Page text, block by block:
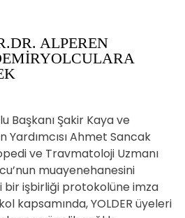
ALPEREN
Başkanı Şakir Kaya ve
Yardımcısı Ahmet Sancak
ve Travmatoloji Uzmanı
muayenehanesini
işbirliği protokolüne imza
kapsamında, YOLDER üyeleri